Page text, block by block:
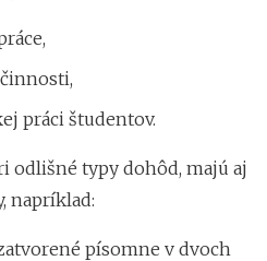
práci študentov.
odlišné typy dohôd, majú aj
napríklad:
písomne v dvoch